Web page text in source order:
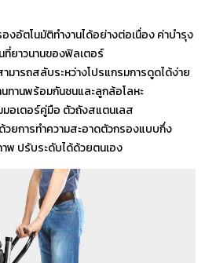
งอัตโนมัติทำงานได้อย่างต่อเนื่อง ค่าบำรุง
ที่ยาวนานของฟิลเตอร์
มารถสลับระหว่างโปรแกรมการดูดได้ง่าย
ทานพร้อมกันชนและลูกล้อโลหะ
อเตอร์คู่มือ ตัวถังสแตนเลส
ยการทำความสะอาดตัวกรองแบบกึ่ง
พ ปรับระดับได้ด้วยตนเอง